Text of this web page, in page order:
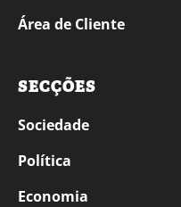
Área de Cliente
SECÇÕES
Sociedade
Política
Economia